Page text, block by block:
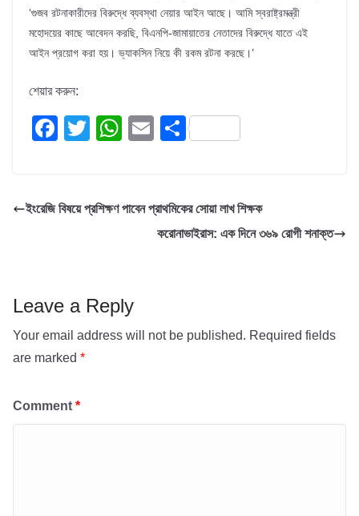
‘গুজব রটনাকারীদের বিরুদ্ধে ব্যবস্থা নেয়ার আইন আছে। আমি স্বরাষ্ট্রমন্ত্রী
মহোদয়ের কাছে আবেদন করছি, বিএনপি-জামায়াতের নেতাদের বিরুদ্ধে যাতে এই
আইন প্রয়োগ করা হয়। ভ্যাকসিন নিয়ে কী রকম রটনা করছে।’
শেয়ার করুন:
F
e
k
T
er
W
s
E S
e
ইংরেজি বিষয়ে প্রশিক্ষণ পাবেন প্রাথমিকের সোয়া লাখ শিক্ষক
করোনাভাইরাস: এক দিনে ৩৬৯ রোগী শনাক্ত
Leave a Reply
Your email address will not be published. Required fields
are marked *
Comment *